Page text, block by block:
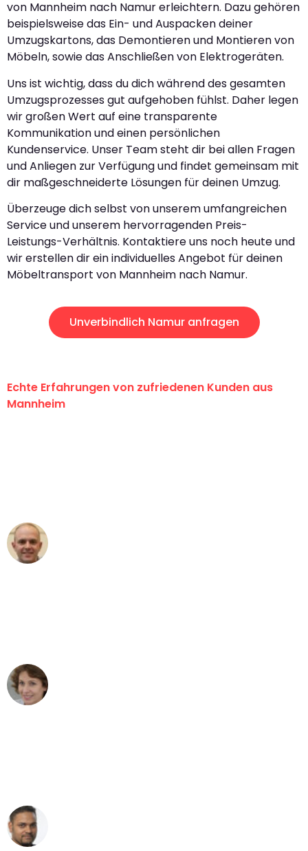
von Mannheim nach Namur erleichtern. Dazu gehören
beispielsweise das Ein- und Auspacken deiner
Umzugskartons, das Demontieren und Montieren von
Möbeln, sowie das Anschließen von Elektrogeräten.
Uns ist wichtig, dass du dich während des gesamten
Umzugsprozesses gut aufgehoben fühlst. Daher legen
wir großen Wert auf eine transparente
Kommunikation und einen persönlichen
Kundenservice. Unser Team steht dir bei allen Fragen
und Anliegen zur Verfügung und findet gemeinsam mit
dir maßgeschneiderte Lösungen für deinen Umzug.
Überzeuge dich selbst von unserem umfangreichen
Service und unserem hervorragenden Preis-
Leistungs-Verhältnis. Kontaktiere uns noch heute und
wir erstellen dir ein individuelles Angebot für deinen
Möbeltransport von Mannheim nach Namur.
Unverbindlich Namur anfragen
Echte Erfahrungen von zufriedenen Kunden aus
Mannheim